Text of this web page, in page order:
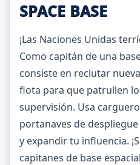
SPACE BASE
¡Las Naciones Unidas
Como capitán de una
consiste en reclutar
flota para que patrullen
supervisión. Usa
portanaves de
y expandir tu influencia.
capitanes de base